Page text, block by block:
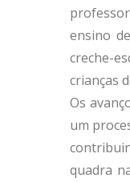
ensino
creche-
crianças
Os
um
quadra